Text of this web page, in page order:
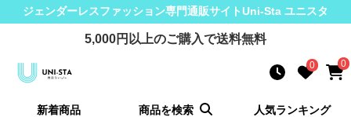
ジェンダーレスファッション専門通販サイトUni-Sta ユニスタ
5,000円以上のご購入で送料無料
0 0
新着商品 商品を検索 人気ランキング